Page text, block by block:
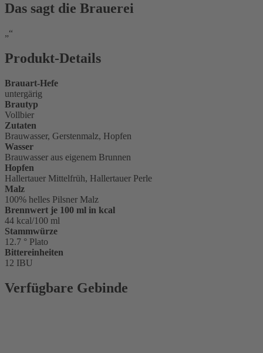
Das sagt die Brauerei
Produkt-Details
Brauart-Hefe
untergärig
Brautyp
Vollbier
Zutaten
Brauwasser, Gerstenmalz, Hopfen
Wasser
Brauwasser aus eigenem Brunnen
Hopfen
Hallertauer Mittelfrüh, Hallertauer Perle
Malz
100% helles Pilsner Malz
Brennwert je 100 ml in kcal
44 kcal/100 ml
Stammwürze
12.7 ° Plato
Bittereinheiten
12 IBU
Verfügbare Gebinde